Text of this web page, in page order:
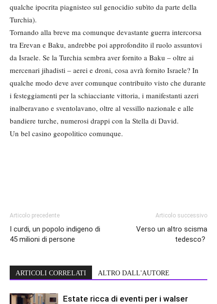
qualche ipocrita piagnisteo sul genocidio subìto da parte della
Turchia).
Tornando alla breve ma comunque devastante guerra intercorsa
tra Erevan e Baku, andrebbe poi approfondito il ruolo assuntovi
da Israele. Se la Turchia sembra aver fornito a Baku – oltre ai
mercenari jihadisti – aerei e droni, cosa avrà fornito Israele? In
qualche modo deve aver comunque contribuito visto che durante
i festeggiamenti per la schiacciante vittoria, i manifestanti azeri
inalberavano e sventolavano, oltre al vessillo nazionale e alle
bandiere turche, numerosi drappi con la Stella di David.
Un bel casino geopolitico comunque.
Articolo precedente
I curdi, un popolo indigeno di
45 milioni di persone
Articolo successivo
Verso un altro scisma
tedesco?
ARTICOLI CORRELATI ALTRO DALL'AUTORE
Estate ricca di eventi per i walser